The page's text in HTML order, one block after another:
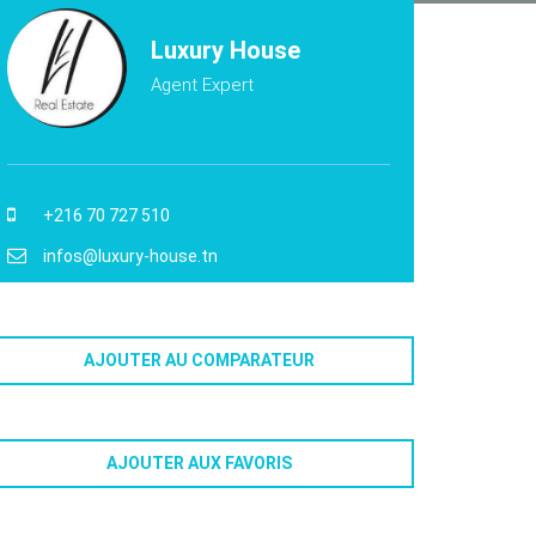
Luxury House
Agent Expert
+216 70 727 510
infos@luxury-house.tn
AJOUTER AU COMPARATEUR
AJOUTER AUX FAVORIS